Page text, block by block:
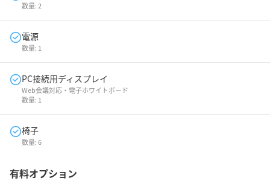
数量:2
電源
数量: 1
PC接続用ディスプレイ
Web会議対応・電子ホワイトボード
数量: 1
椅子
数量:6
有料オプション